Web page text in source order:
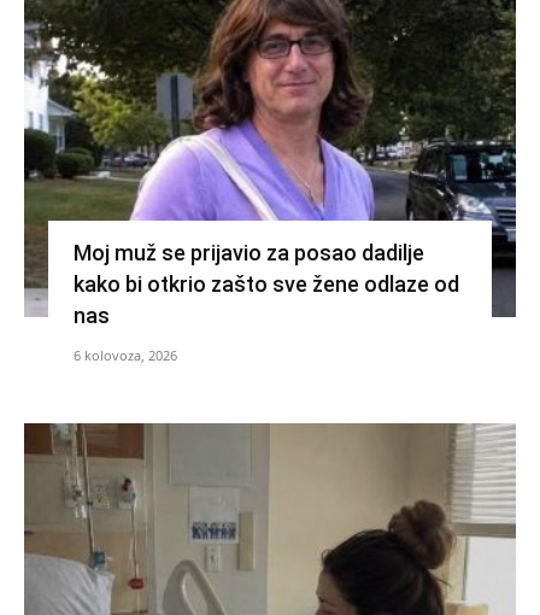
Moj muž se prijavio za posao dadilje
kako bi otkrio zašto sve žene odlaze od
nas
6 kolovoza, 2026